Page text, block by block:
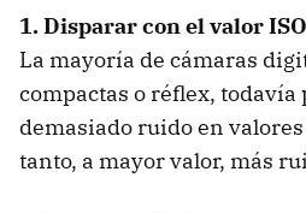
1. Disparar con el valor
La mayoría de cámaras
compactas o réflex,
demasiado ruido en valores
tanto, a mayor valor, más